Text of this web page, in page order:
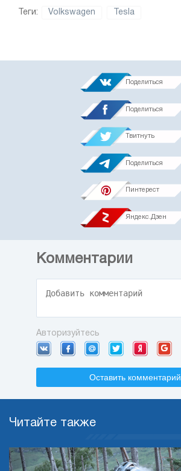
Теги: Volkswagen Tesla
Поделиться
Поделиться
Твитнуть
Поделиться
Пинтерест
Яндекс.Дзен
Комментарии
Авторизуйтесь
Оставить комментарий
Читайте также